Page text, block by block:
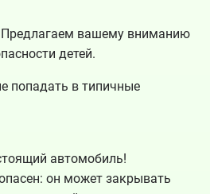
вашему вниманию
детей.
попадать в типичные
автомобиль!
он может закрывать